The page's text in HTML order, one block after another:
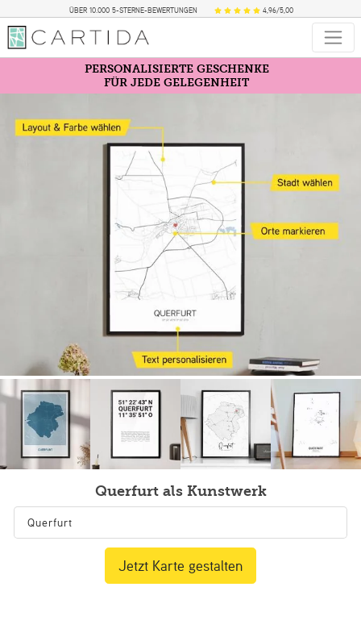
ÜBER 10.000 5-STERNE-BEWERTUNGEN 4,96/5,00
PERSONALISIERTE GESCHENKE
FÜR JEDE GELEGENHEIT
Querfurt als Kunstwerk
Jetzt Karte gestalten